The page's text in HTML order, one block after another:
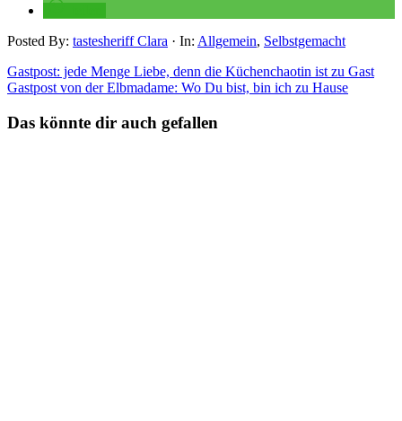
Posted By: tastesheriff Clara · In: Allgemein, Selbstgemacht
Gastpost: jede Menge Liebe, denn die Küchenchaotin ist zu Gast
Gastpost von der Elbmadame: Wo Du bist, bin ich zu Hause
Das könnte dir auch gefallen